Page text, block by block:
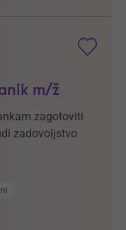
m/ž
zagotoviti
zadovoljstvo